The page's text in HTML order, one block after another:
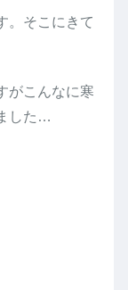
。そこにきて
がこんなに寒
した…